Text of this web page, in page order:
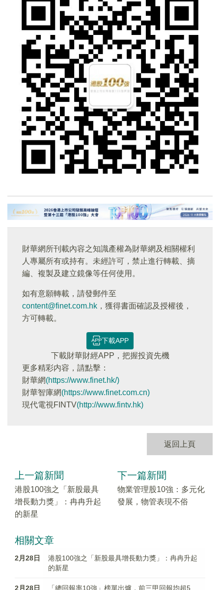
財華網所刊載內容之知識產權為財華網及相關權利
人專屬所有或持有。未經許可，禁止進行轉載、摘
編、複製及建立鏡像等任何使用。
如有意願轉載，請發郵件至
content@finet.com.hk ，獲得書面確認及授權後，
方可轉載。
下載APP
下載財華財經APP，把握投資先機
更多精彩内容，請點擊：
財華網(https://www.finet.hk/)
財華智庫網(https://www.finet.com.cn)
現代電視FINTV(http://www.fintv.hk)
返回上頁
上一篇新聞
港股100強之「新股最具
增長動力獎」：冉冉升起
的新星
下一篇新聞
物業管理股10強：多元化
發展，物管表現不俗
相關文章
2月28日
港股100強之「新股最具增長動力獎」：冉冉升起
的新星
2月28日
「總回報率10強」榜單出爐，前三甲回報均超5